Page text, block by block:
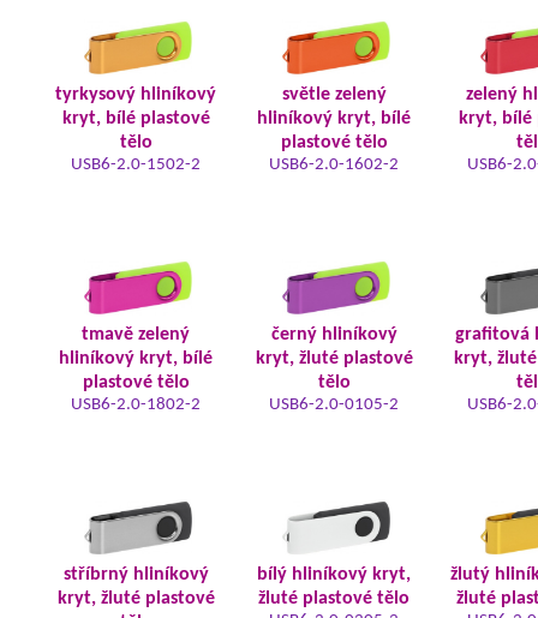
tyrkysový hliníkový
kryt, bílé plastové
tělo
USB6-2.0-1502-2
světle zelený
hliníkový kryt, bílé
plastové tělo
USB6-2.0-1602-2
zelený
kryt, bílé
USB6-
tmavě zelený
hliníkový kryt, bílé
plastové tělo
USB6-2.0-1802-2
černý hliníkový
kryt, žluté plastové
tělo
USB6-2.0-0105-2
grafitová
kryt,
USB6-
stříbrný hliníkový
kryt, žluté plastové
bílý hliníkový kryt,
žluté plastové tělo
žlutý
žluté